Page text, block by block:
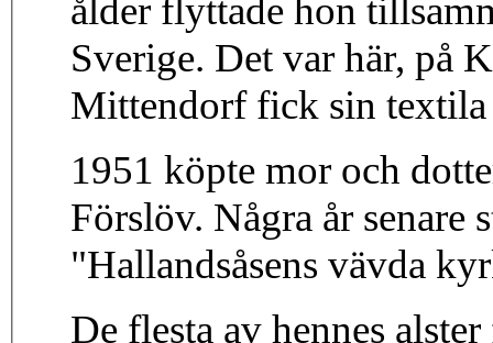
ålder flyttade hon
Sverige. Det var här, på
Mittendorf fick sin
1951 köpte mor och
Förslöv. Några år senare
"Hallandsåsens vävda
De flesta av hennes